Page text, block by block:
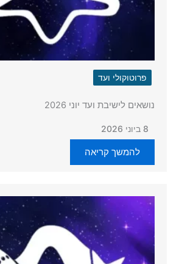
פרוטוקולי ועד
נושאים לישיבת ועד יוני 2026
8 ביוני 2026
להמשך קריאה